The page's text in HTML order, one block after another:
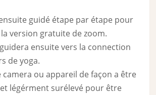
guidé étape par étape pour
version gratuite de zoom.
ensuite vers la connection
de yoga.
camera ou appareil de façon a être
légérment surélevé pour être